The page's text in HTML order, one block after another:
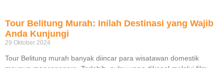
Tour Belitung Murah: Inilah Destinasi yang Wajib
Anda Kunjungi
29 Oktober 2024
Tour Belitung murah banyak diincar para wisatawan domestik